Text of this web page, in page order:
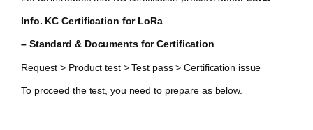
Info. KC Certification for LoRa
– Standard & Documents for Certification
Request > Product test > Test pass > Certification issue
To proceed the test, you need to prepare as below.